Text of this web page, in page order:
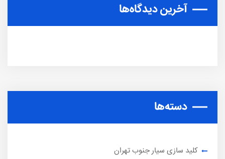
آخرین دیدگاه‌ها
دسته‌ها
کلید سازی سیار جنوب تهران